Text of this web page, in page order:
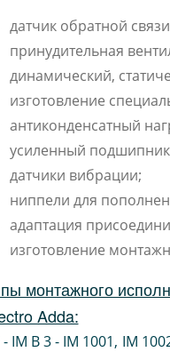
датчик обратной
принудительная
динамический,
изготовление
антиконденсатный
усиленный
датчики вибрации;
ниппели для
адаптация
изготовление
монтажного
Adda:
- IM B 3 - IM 1001, IM